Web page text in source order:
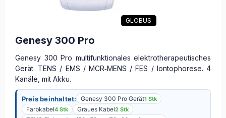
GLOBUS
Genesy 300 Pro
Genesy 300 Pro multifunktionales elektrotherapeutisches
Gerät. TENS / EMS / MCR‑MENS / FES / Iontophorese. 4
Kanäle, mit Akku.
Preis beinhaltet: Genesy 300 Pro Gerät1 Stk
Farbkabel4 Stk Graues Kabel2 Stk